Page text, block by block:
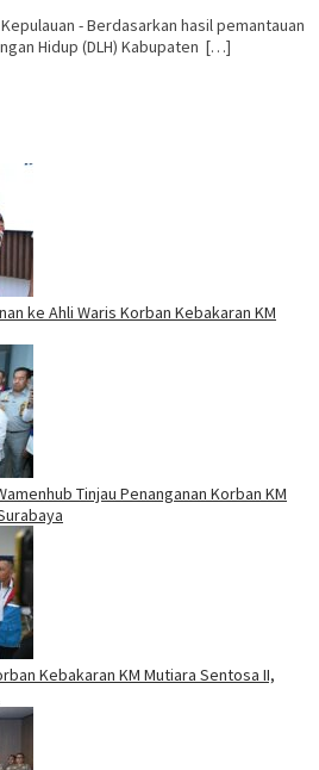
- Berdasarkan hasil pemantauan
Hidup (DLH) Kabupaten […]
ke Ahli Waris Korban Kebakaran KM
Tinjau Penanganan Korban KM
Kebakaran KM Mutiara Sentosa II,